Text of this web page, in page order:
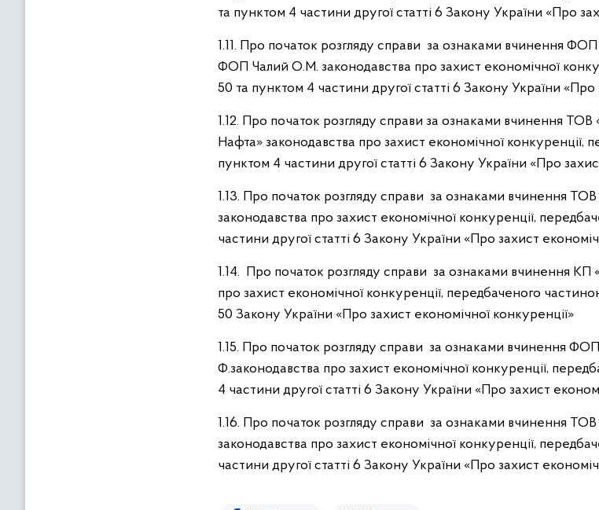
та пунктом 4 частини другої статті 6 Закону України «Про
1.11. Про початок розгляду справи за ознаками вчинення
ФОП Чалий О.М. законодавства про захист економічної
50 та пунктом 4 частини другої статті 6 Закону України «Про
1.12. Про початок розгляду справи за ознаками вчинення
Нафта» законодавства про захист економічної конкуренції,
пунктом 4 частини другої статті 6 Закону України «Про
1.13. Про початок розгляду справи за ознаками вчинення
законодавства про захист економічної конкуренції,
частини другої статті 6 Закону України «Про захист
1.14. Про початок розгляду справи за ознаками вчинення
про захист економічної конкуренції, передбаченого
50 Закону України «Про захист економічної конкуренції»
1.15. Про початок розгляду справи за ознаками вчинення
Ф.законодавства про захист економічної конкуренції,
4 частини другої статті 6 Закону України «Про захист
1.16. Про початок розгляду справи за ознаками вчинення
законодавства про захист економічної конкуренції,
частини другої статті 6 Закону України «Про захист